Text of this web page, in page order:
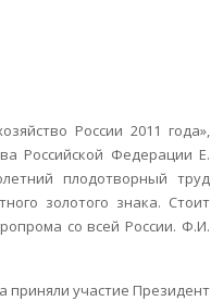
России 2011 года»,
Российской Федерации Е.
плодотворный труд
золотого знака. Стоит
со всей России. Ф.И.
приняли участие Президент